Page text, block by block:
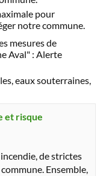
pour
notre commune.
mesures de
Aval" : Alerte
eaux souterraines,
et risque
de strictes
Ensemble,